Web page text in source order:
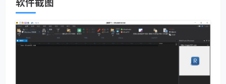
软件截图